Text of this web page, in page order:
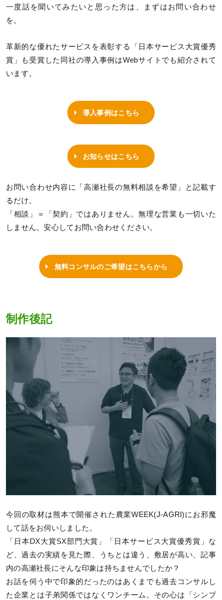
一度話を聞いてみたいと思った方は、まずはお問い合わせ
を。
革新的な優れたサービスを表彰する「日本サービス大賞優秀
賞」も受賞した同社の導入事例はWebサイトでも紹介されて
います。
導入事例はこちら
お知らせはこちら
お問い合わせ内容に「高瀬社長の無料相談を希望」と記載す
るだけ。
「相談」＝「契約」ではありません。無理な営業も一切いた
しません。安心してお問い合わせください。
無料コンサルのご希望はこちらから
制作後記
今回の取材は熊本で開催された農業WEEK(J-AGRI)にお邪魔
して話をお伺いしました。
「日本DX大賞SX部門大賞」「日本サービス大賞優秀賞」な
ど、過去の実績を見た際、うちとは違う、敷居が高い、記事
内の高瀬社長にそんな印象は持ちませんでしたか？
お話を伺う中で印象的だったのはあくまでも過去コンサルし
た企業とは子弟関係ではなくワンチーム。その心は「シンプ